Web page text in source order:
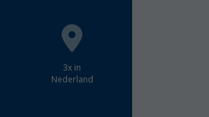
3x in
Nederland